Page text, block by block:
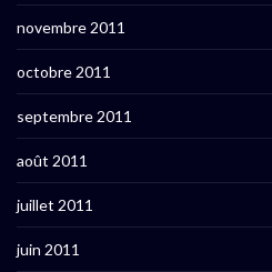
novembre 2011
octobre 2011
septembre 2011
août 2011
juillet 2011
juin 2011